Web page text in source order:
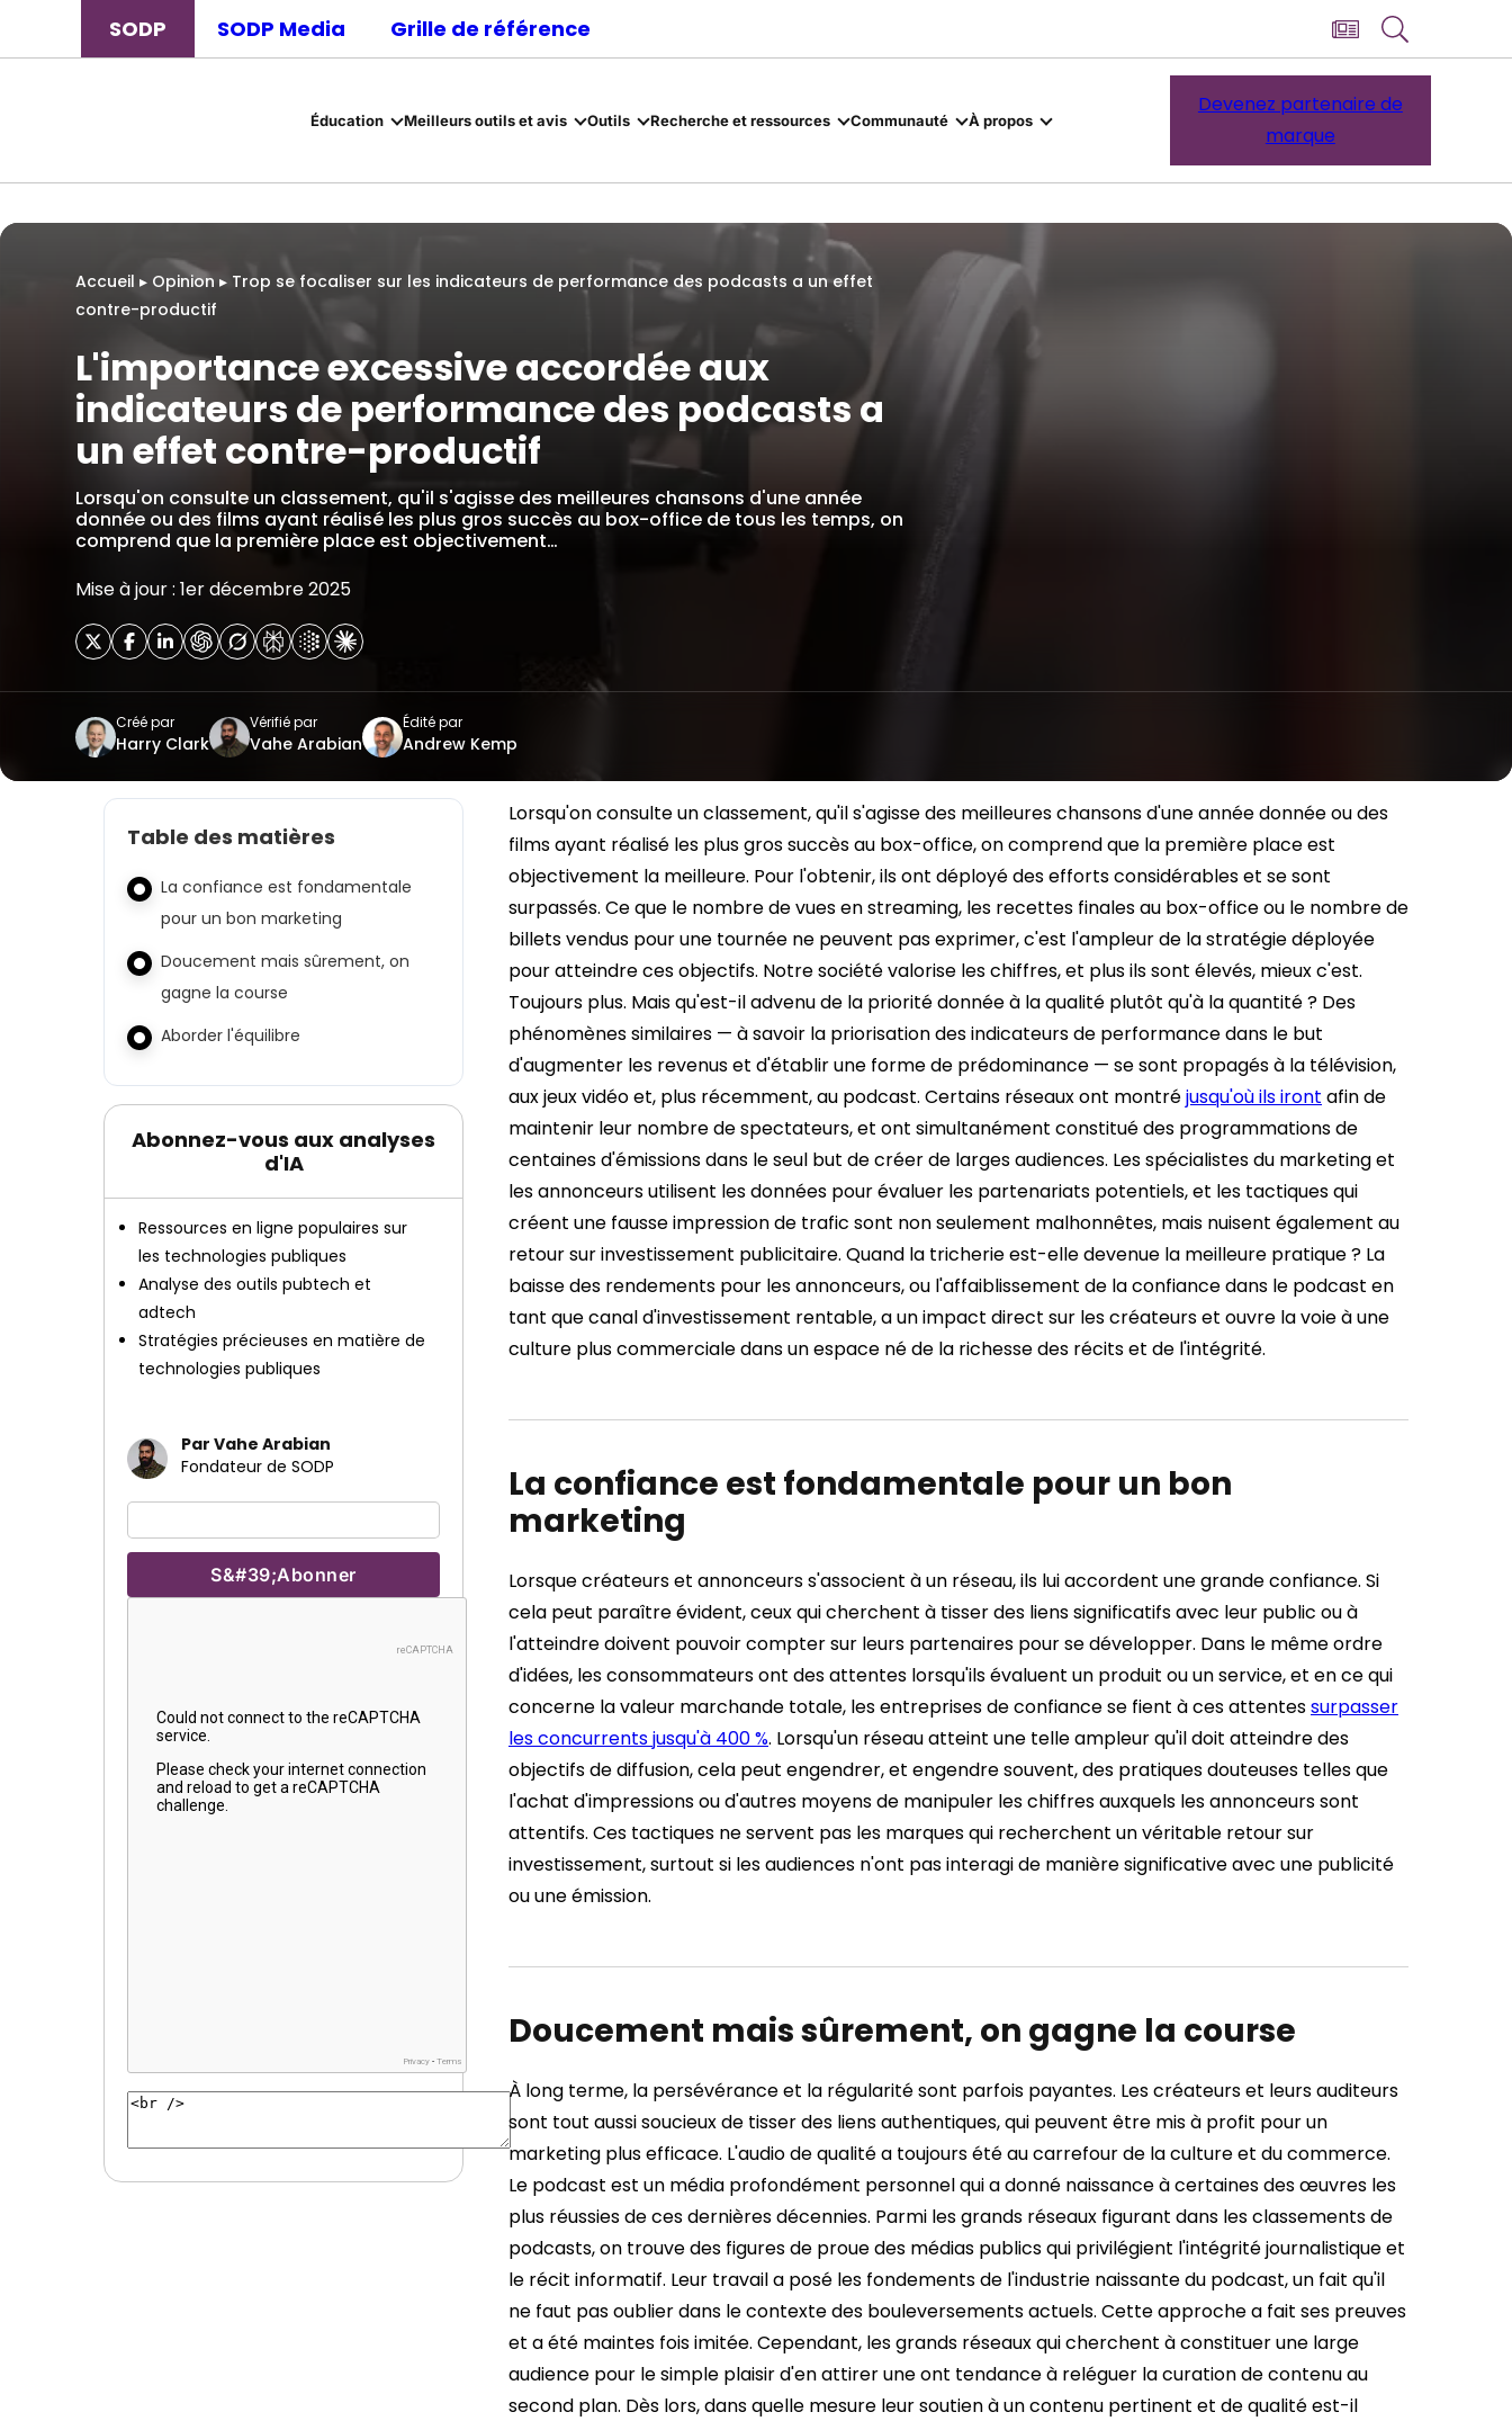
SODP SODP Media Grille de référence
Éducation Meilleurs outils et avis Outils Recherche et ressources Communauté À propos
Devenez partenaire de
marque
Accueil ▸ Opinion ▸ Trop se focaliser sur les indicateurs de performance des podcasts a un effet
contre-productif
L'importance excessive accordée aux
indicateurs de performance des podcasts a
un effet contre-productif
Lorsqu'on consulte un classement, qu'il s'agisse des meilleures chansons d'une année
donnée ou des films ayant réalisé les plus gros succès au box-office de tous les temps, on
comprend que la première place est objectivement…
Mise à jour : 1er décembre 2025
Créé par
Harry Clark
Vérifié par
Vahe Arabian
Édité par
Andrew Kemp
Table des matières
La confiance est fondamentale
pour un bon marketing
Doucement mais sûrement, on
gagne la course
Aborder l'équilibre
Abonnez-vous aux analyses
d'IA
Ressources en ligne populaires sur
les technologies publiques
Analyse des outils pubtech et
adtech
Stratégies précieuses en matière de
technologies publiques
Par Vahe Arabian
Fondateur de SODP
Lorsqu'on consulte un classement, qu'il s'agisse des meilleures chansons d'une année donnée ou des
films ayant réalisé les plus gros succès au box-office, on comprend que la première place est
objectivement la meilleure. Pour l'obtenir, ils ont déployé des efforts considérables et se sont
surpassés. Ce que le nombre de vues en streaming, les recettes finales au box-office ou le nombre de
billets vendus pour une tournée ne peuvent pas exprimer, c'est l'ampleur de la stratégie déployée
pour atteindre ces objectifs. Notre société valorise les chiffres, et plus ils sont élevés, mieux c'est.
Toujours plus. Mais qu'est-il advenu de la priorité donnée à la qualité plutôt qu'à la quantité ? Des
phénomènes similaires — à savoir la priorisation des indicateurs de performance dans le but
d'augmenter les revenus et d'établir une forme de prédominance — se sont propagés à la télévision,
aux jeux vidéo et, plus récemment, au podcast. Certains réseaux ont montréjusqu'où ils iront afin de
maintenir leur nombre de spectateurs, et ont simultanément constitué des programmations de
centaines d'émissions dans le seul but de créer de larges audiences. Les spécialistes du marketing et
les annonceurs utilisent les données pour évaluer les partenariats potentiels, et les tactiques qui
créent une fausse impression de trafic sont non seulement malhonnêtes, mais nuisent également au
retour sur investissement publicitaire. Quand la tricherie est-elle devenue la meilleure pratique ? La
baisse des rendements pour les annonceurs, ou l'affaiblissement de la confiance dans le podcast en
tant que canal d'investissement rentable, a un impact direct sur les créateurs et ouvre la voie à une
culture plus commerciale dans un espace né de la richesse des récits et de l'intégrité.
La confiance est fondamentale pour un bon
marketing
Lorsque créateurs et annonceurs s'associent à un réseau, ils lui accordent une grande confiance. Si
cela peut paraître évident, ceux qui cherchent à tisser des liens significatifs avec leur public ou à
l'atteindre doivent pouvoir compter sur leurs partenaires pour se développer. Dans le même ordre
d'idées, les consommateurs ont des attentes lorsqu'ils évaluent un produit ou un service, et en ce qui
concerne la valeur marchande totale, les entreprises de confiance se fient à ces attentessurpasser
les concurrents jusqu'à 400 %. Lorsqu'un réseau atteint une telle ampleur qu'il doit atteindre des
objectifs de diffusion, cela peut engendrer, et engendre souvent, des pratiques douteuses telles que
l'achat d'impressions ou d'autres moyens de manipuler les chiffres auxquels les annonceurs sont
attentifs. Ces tactiques ne servent pas les marques qui recherchent un véritable retour sur
investissement, surtout si les audiences n'ont pas interagi de manière significative avec une publicité
ou une émission.
Doucement mais sûrement, on gagne la course
À long terme, la persévérance et la régularité sont parfois payantes. Les créateurs et leurs auditeurs
sont tout aussi soucieux de tisser des liens authentiques, qui peuvent être mis à profit pour un
marketing plus efficace. L'audio de qualité a toujours été au carrefour de la culture et du commerce.
Le podcast est un média profondément personnel qui a donné naissance à certaines des œuvres les
plus réussies de ces dernières décennies. Parmi les grands réseaux figurant dans les classements de
podcasts, on trouve des figures de proue des médias publics qui privilégient l'intégrité journalistique et
le récit informatif. Leur travail a posé les fondements de l'industrie naissante du podcast, un fait qu'il
ne faut pas oublier dans le contexte des bouleversements actuels. Cette approche a fait ses preuves
et a été maintes fois imitée. Cependant, les grands réseaux qui cherchent à constituer une large
audience pour le simple plaisir d'en attirer une ont tendance à reléguer la curation de contenu au
second plan. Dès lors, dans quelle mesure leur soutien à un contenu pertinent et de qualité est-il